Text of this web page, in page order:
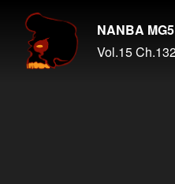
NANBA MG5